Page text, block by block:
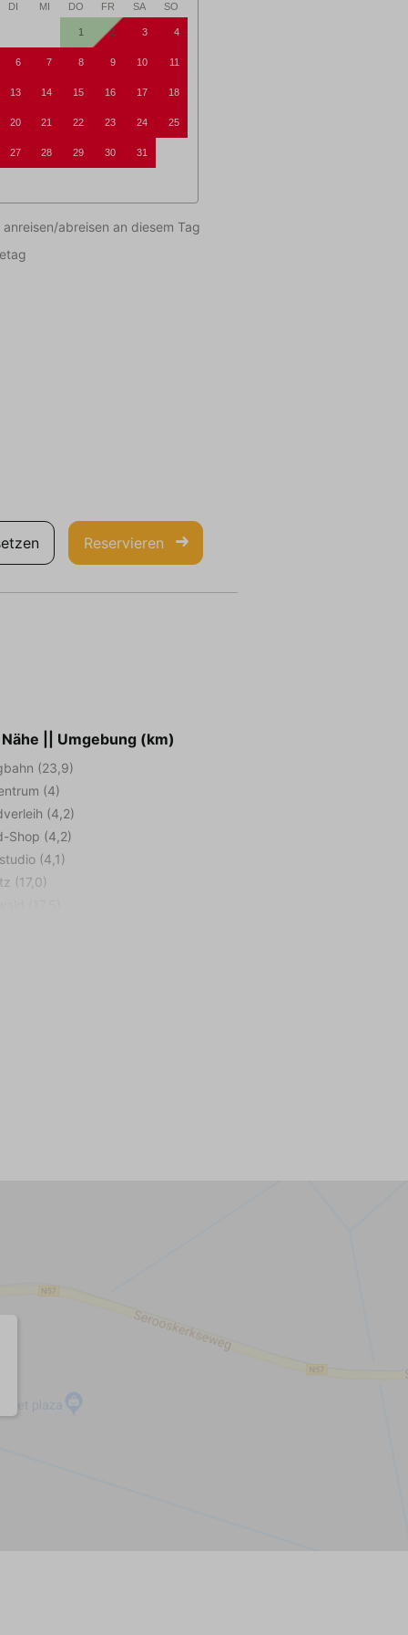
DI MI DO FR SA SO
1 2 3 4
6 7 8 9 10 11
13 14 15 16 17 18
20 21 22 23 24 25
27 28 29 30 31
abreisen an diesem Tag
Reservieren
|| Umgebung (km)
(23,9)
(4)
(4,2)
Shop (4,2)
(4,1)
(17,0)